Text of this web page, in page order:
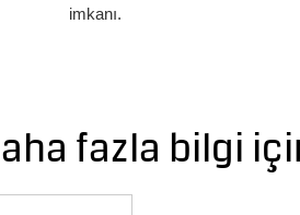
imkanı.
fazla bilgi